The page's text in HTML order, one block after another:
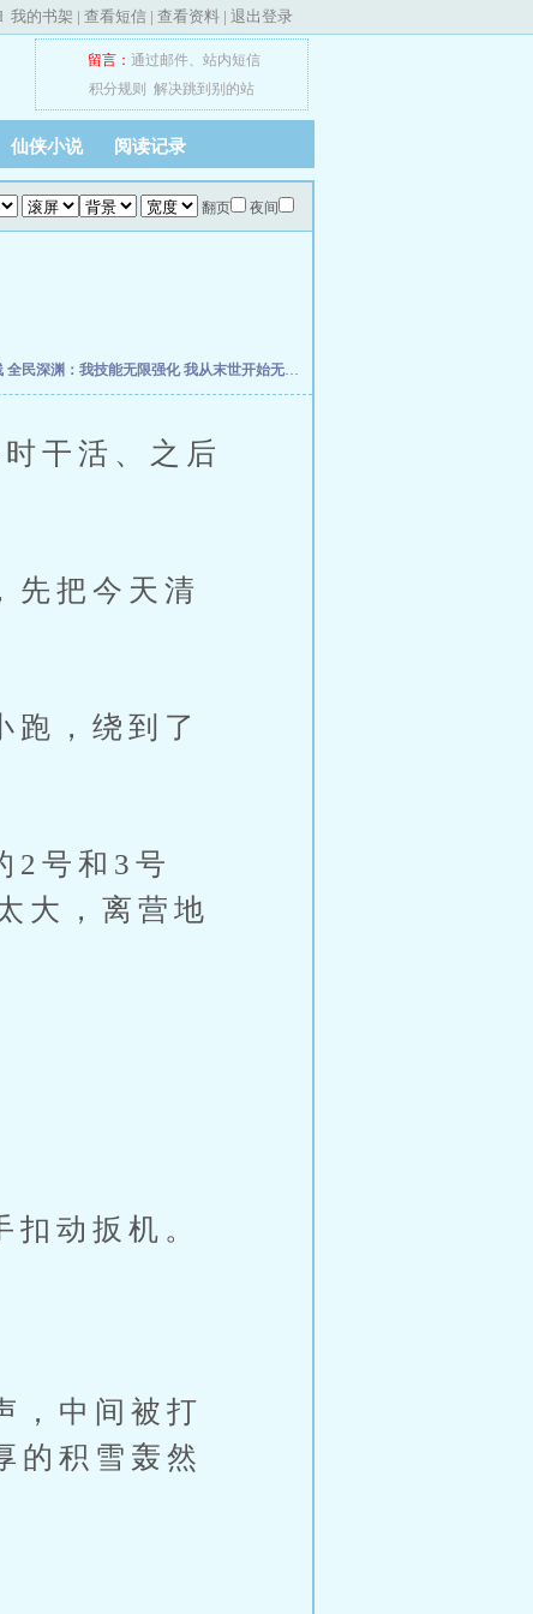
我的书架 | 查看短信 | 查看资料 | 退出登录
留言： 通过邮件、 站内短信
积分规则
解决跳到别的站
仙侠小说 阅读记录
翻页 夜间
全民深渊：我技能无限强化我从末世开始无敌
干活、之后
把今天清
，绕到了
号和3号
大，离营地
动扳机。
中间被打
的积雪轰然